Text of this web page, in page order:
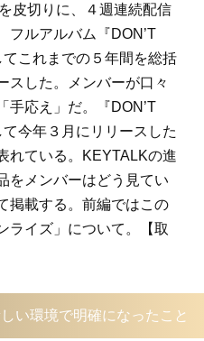
皮切りに、４週連続配信
フルアルバム『DON’T
これまでの５年間を総括
スした。メンバーが口々
手応え」だ。『DON’T
今年３月にリリースした
れている。KEYTALKの進
をメンバーはどう見てい
掲載する。前編ではこの
ライズ」について。【取
い環境で明確になったこと